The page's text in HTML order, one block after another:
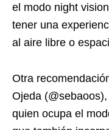
el modo night
tener una
al aire libre o
Otra
Ojeda
quien ocupa el